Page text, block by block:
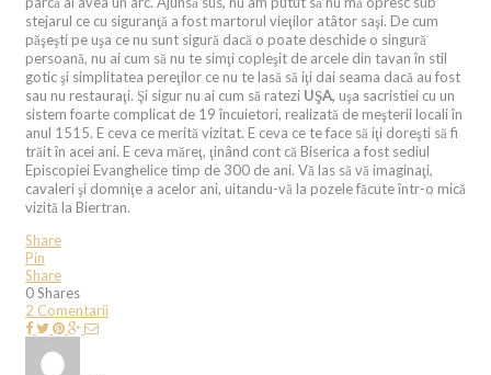
stejarul ce cu siguranţă a fost martorul vieţilor atâtor saşi. De cum
păşeşti pe uşa ce nu sunt sigură dacă o poate deschide o singură
persoană, nu ai cum să nu te simţi copleşit de arcele din tavan în stil
gotic şi simplitatea pereţilor ce nu te lasă să iţi dai seama dacă au fost
sau nu restauraţi. Şi sigur nu ai cum să ratezi UŞA, uşa sacristiei cu un
sistem foarte complicat de 19 încuietori, realizată de meşterii locali în
anul 1515. E ceva ce merită vizitat. E ceva ce te face să iţi doreşti să fi
trăit în acei ani. E ceva măreţ, ţinând cont că Biserica a fost sediul
Episcopiei Evanghelice timp de 300 de ani. Vă las să vă imaginaţi,
cavaleri şi domniţe a acelor ani, uitandu-vă la pozele făcute într-o mică
vizită la Biertran.
Share
Pin
Share
0Shares
2 Comentarii